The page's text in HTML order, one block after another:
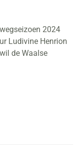
2024
Ludivine Henrion
de Waalse